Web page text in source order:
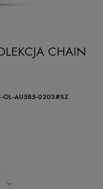
CHAIN
OL-AU585-0203#SZ